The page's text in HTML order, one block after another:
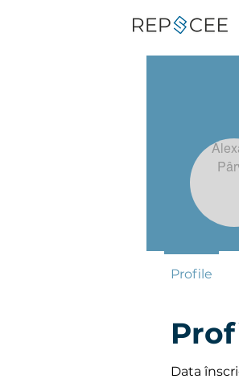
Data
Profile